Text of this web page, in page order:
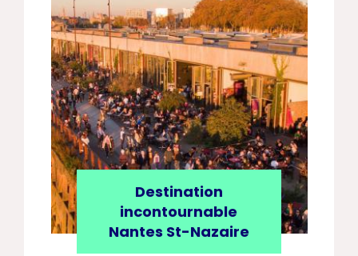
Destination
incontournable
Nantes St-Nazaire